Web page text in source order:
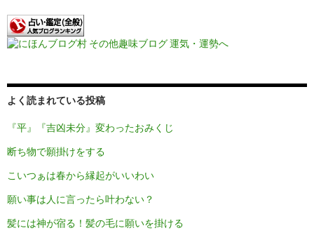
よく読まれている投稿
『平』『吉凶未分』変わったおみくじ
断ち物で願掛けをする
こいつぁは春から縁起がいいわい
願い事は人に言ったら叶わない？
髪には神が宿る！髪の毛に願いを掛ける